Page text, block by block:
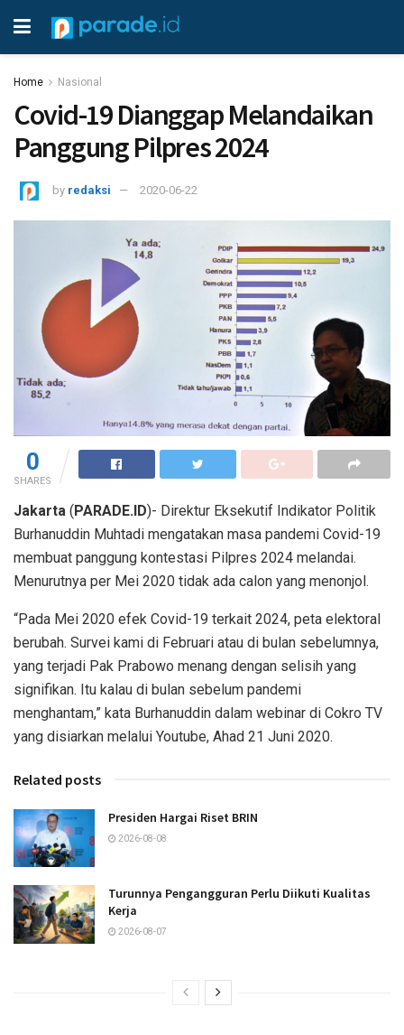
Home Nasional
Covid-19 Dianggap Melandaikan
Panggung Pilpres 2024
by redaksi 2020-06-22
0
SHARES
Jakarta (PARADE.ID)- Direktur Eksekutif Indikator Politik
Burhanuddin Muhtadi mengatakan masa pandemi Covid-19
membuat panggung kontestasi Pilpres 2024 melandai.
Menurutnya per Mei 2020 tidak ada calon yang menonjol.
“Pada Mei 2020 efek Covid-19 terkait 2024, peta elektoral
berubah. Survei kami di Februari atau di bulan sebelumnya,
yang terjadi Pak Prabowo menang dengan selisih yang
signifikan. Itu kalau di bulan sebelum pandemi
menghantam,” kata Burhanuddin dalam webinar di Cokro TV
yang disiarkan melalui Youtube, Ahad 21 Juni 2020.
Related posts
Presiden Hargai Riset BRIN
2026-08-08
Turunnya Pengangguran Perlu Diikuti Kualitas
Kerja
2026-08-07